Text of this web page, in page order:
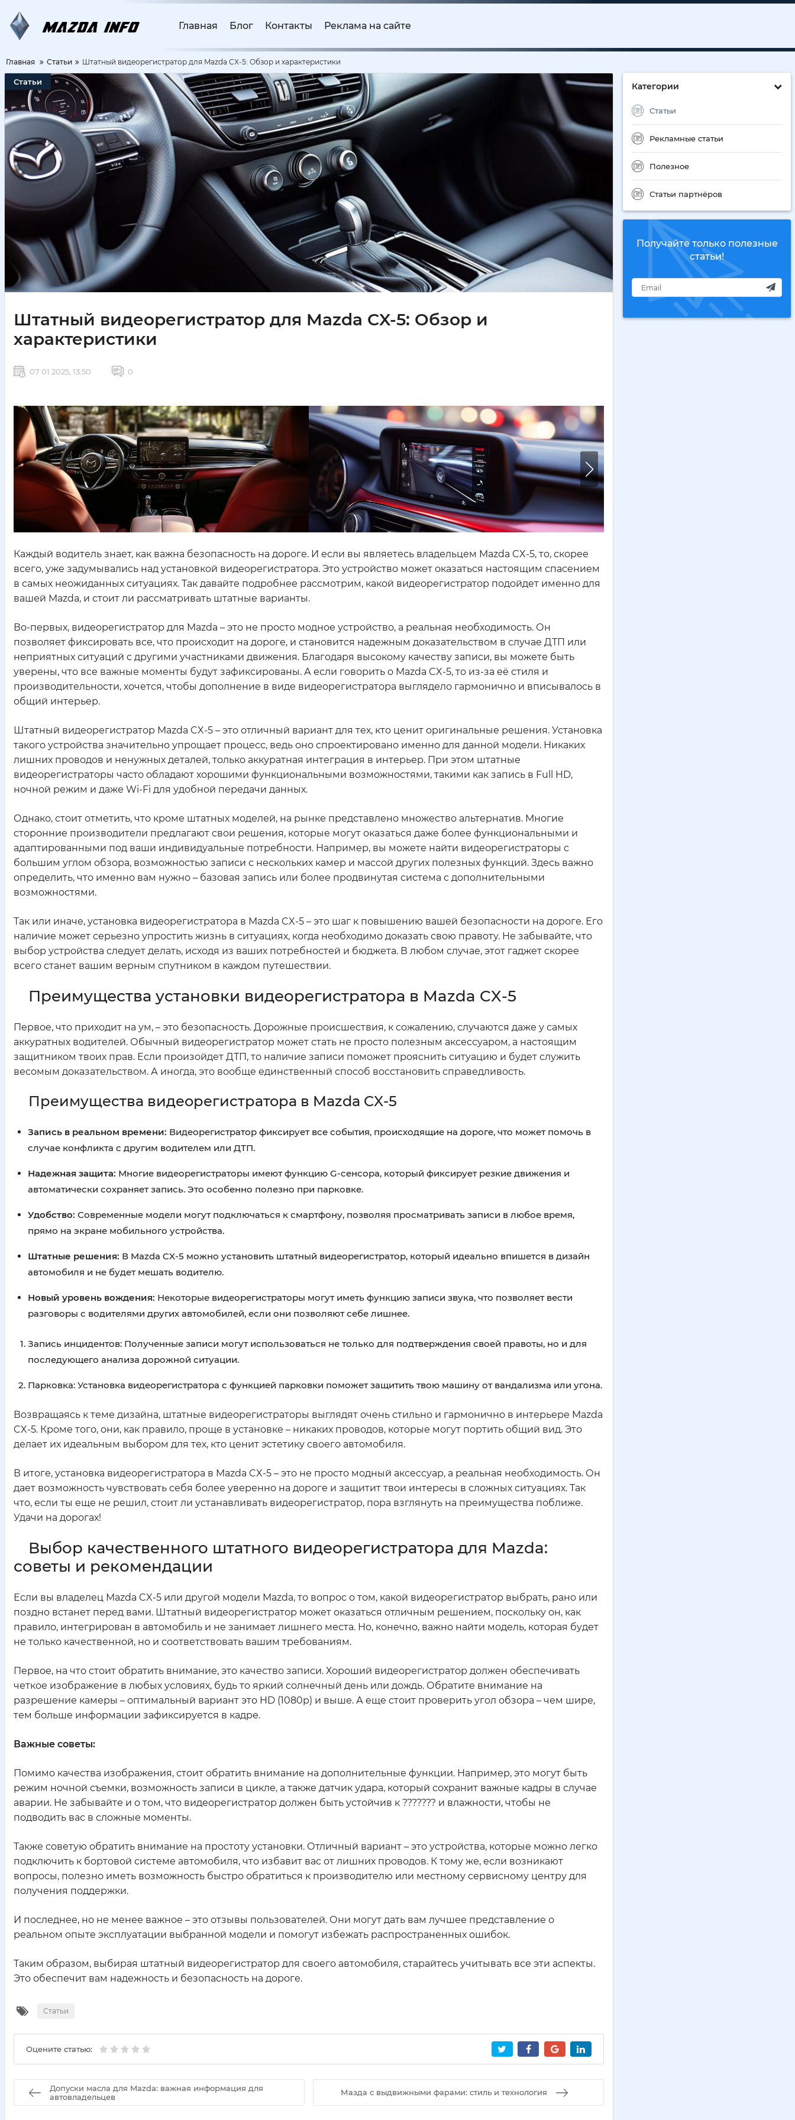
Главная Блог Контакты Реклама на сайте
Главная Статьи Штатный видеорегистратор для Mazda CX-5: Обзор и характеристики
Категории
Статьи
Рекламные статьи
Полезное
Статьи партнёров
Получайте только полезные
статьи!
Статьи
Штатный видеорегистратор для Mazda CX-5: Обзор и
характеристики
07 01 2025, 13:50 0
Каждый водитель знает, как важна безопасность на дороге. И если вы являетесь владельцем Mazda CX-5, то, скорее
всего, уже задумывались над установкой видеорегистратора. Это устройство может оказаться настоящим спасением
в самых неожиданных ситуациях. Так давайте подробнее рассмотрим, какой видеорегистратор подойдет именно для
вашей Mazda, и стоит ли рассматривать штатные варианты.
Во-первых, видеорегистратор для Mazda – это не просто модное устройство, а реальная необходимость. Он
позволяет фиксировать все, что происходит на дороге, и становится надежным доказательством в случае ДТП или
неприятных ситуаций с другими участниками движения. Благодаря высокому качеству записи, вы можете быть
уверены, что все важные моменты будут зафиксированы. А если говорить о Mazda CX-5, то из-за её стиля и
производительности, хочется, чтобы дополнение в виде видеорегистратора выглядело гармонично и вписывалось в
общий интерьер.
Штатный видеорегистратор Mazda CX-5 – это отличный вариант для тех, кто ценит оригинальные решения. Установка
такого устройства значительно упрощает процесс, ведь оно спроектировано именно для данной модели. Никаких
лишних проводов и ненужных деталей, только аккуратная интеграция в интерьер. При этом штатные
видеорегистраторы часто обладают хорошими функциональными возможностями, такими как запись в Full HD,
ночной режим и даже Wi-Fi для удобной передачи данных.
Однако, стоит отметить, что кроме штатных моделей, на рынке представлено множество альтернатив. Многие
сторонние производители предлагают свои решения, которые могут оказаться даже более функциональными и
адаптированными под ваши индивидуальные потребности. Например, вы можете найти видеорегистраторы с
большим углом обзора, возможностью записи с нескольких камер и массой других полезных функций. Здесь важно
определить, что именно вам нужно – базовая запись или более продвинутая система с дополнительными
возможностями.
Так или иначе, установка видеорегистратора в Mazda CX-5 – это шаг к повышению вашей безопасности на дороге. Его
наличие может серьезно упростить жизнь в ситуациях, когда необходимо доказать свою правоту. Не забывайте, что
выбор устройства следует делать, исходя из ваших потребностей и бюджета. В любом случае, этот гаджет скорее
всего станет вашим верным спутником в каждом путешествии.
Преимущества установки видеорегистратора в Mazda CX-5
Первое, что приходит на ум, – это безопасность. Дорожные происшествия, к сожалению, случаются даже у самых
аккуратных водителей. Обычный видеорегистратор может стать не просто полезным аксессуаром, а настоящим
защитником твоих прав. Если произойдет ДТП, то наличие записи поможет прояснить ситуацию и будет служить
весомым доказательством. А иногда, это вообще единственный способ восстановить справедливость.
Преимущества видеорегистратора в Mazda CX-5
Запись в реальном времени: Видеорегистратор фиксирует все события, происходящие на дороге, что может помочь в
случае конфликта с другим водителем или ДТП.
Надежная защита: Многие видеорегистраторы имеют функцию G-сенсора, который фиксирует резкие движения и
автоматически сохраняет запись. Это особенно полезно при парковке.
Удобство: Современные модели могут подключаться к смартфону, позволяя просматривать записи в любое время,
прямо на экране мобильного устройства.
Штатные решения: В Mazda CX-5 можно установить штатный видеорегистратор, который идеально впишется в дизайн
автомобиля и не будет мешать водителю.
Новый уровень вождения: Некоторые видеорегистраторы могут иметь функцию записи звука, что позволяет вести
разговоры с водителями других автомобилей, если они позволяют себе лишнее.
Запись инцидентов: Полученные записи могут использоваться не только для подтверждения своей правоты, но и для
последующего анализа дорожной ситуации.
Парковка: Установка видеорегистратора с функцией парковки поможет защитить твою машину от вандализма или угона.
Возвращаясь к теме дизайна, штатные видеорегистраторы выглядят очень стильно и гармонично в интерьере Mazda
CX-5. Кроме того, они, как правило, проще в установке – никаких проводов, которые могут портить общий вид. Это
делает их идеальным выбором для тех, кто ценит эстетику своего автомобиля.
В итоге, установка видеорегистратора в Mazda CX-5 – это не просто модный аксессуар, а реальная необходимость. Он
дает возможность чувствовать себя более уверенно на дороге и защитит твои интересы в сложных ситуациях. Так
что, если ты еще не решил, стоит ли устанавливать видеорегистратор, пора взглянуть на преимущества поближе.
Удачи на дорогах!
Выбор качественного штатного видеорегистратора для Mazda:
советы и рекомендации
Если вы владелец Mazda CX-5 или другой модели Mazda, то вопрос о том, какой видеорегистратор выбрать, рано или
поздно встанет перед вами. Штатный видеорегистратор может оказаться отличным решением, поскольку он, как
правило, интегрирован в автомобиль и не занимает лишнего места. Но, конечно, важно найти модель, которая будет
не только качественной, но и соответствовать вашим требованиям.
Первое, на что стоит обратить внимание, это качество записи. Хороший видеорегистратор должен обеспечивать
четкое изображение в любых условиях, будь то яркий солнечный день или дождь. Обратите внимание на
разрешение камеры – оптимальный вариант это HD (1080p) и выше. А еще стоит проверить угол обзора – чем шире,
тем больше информации зафиксируется в кадре.
Важные советы:
Помимо качества изображения, стоит обратить внимание на дополнительные функции. Например, это могут быть
режим ночной съемки, возможность записи в цикле, а также датчик удара, который сохранит важные кадры в случае
аварии. Не забывайте и о том, что видеорегистратор должен быть устойчив к ??????? и влажности, чтобы не
подводить вас в сложные моменты.
Также советую обратить внимание на простоту установки. Отличный вариант – это устройства, которые можно легко
подключить к бортовой системе автомобиля, что избавит вас от лишних проводов. К тому же, если возникают
вопросы, полезно иметь возможность быстро обратиться к производителю или местному сервисному центру для
получения поддержки.
И последнее, но не менее важное – это отзывы пользователей. Они могут дать вам лучшее представление о
реальном опыте эксплуатации выбранной модели и помогут избежать распространенных ошибок.
Таким образом, выбирая штатный видеорегистратор для своего автомобиля, старайтесь учитывать все эти аспекты.
Это обеспечит вам надежность и безопасность на дороге.
Статьи
Оцените статью:
Допуски масла для Mazda: важная информация для
автовладельцев
Мазда с выдвижными фарами: стиль и технология